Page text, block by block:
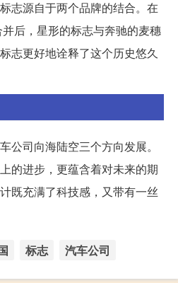
志源自于两个品牌的结合。在
后，星形的标志与奔驰的麦穗
志更好地诠释了这个历史悠久
公司向海陆空三个方向发展。
的进步，更蕴含着对未来的期
既充满了科技感，又带有一丝
标志 汽车公司